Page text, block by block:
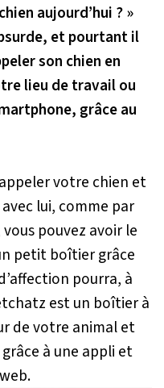
aujourd’hui ?»
et pourtant il
son chien en
lieu de travail ou
grâce au
votre chien et
lui, comme par
pouvez avoir le
petit boîtier grâce
pourra, à
est un boîtier à
de votre animal et
à une appli et